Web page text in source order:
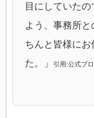
目にしていた
よう、事務所
ちんと皆様に
た。」
引用:公式ブ